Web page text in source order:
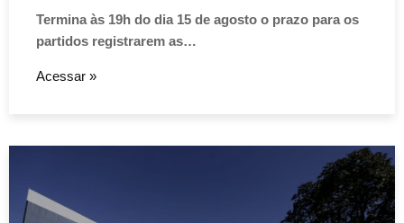
Termina às 19h do dia 15 de agosto o prazo para os
partidos registrarem as…
Acessar »